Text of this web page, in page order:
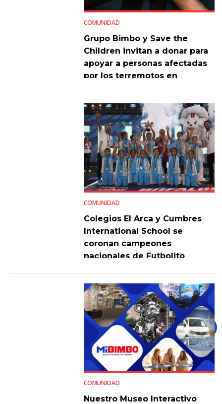
COMUNIDAD
Grupo Bimbo y Save the
Children invitan a donar para
apoyar a personas afectadas
por los terremotos en
COMUNIDAD
Colegios El Arca y Cumbres
International School se
coronan campeones
nacionales de Futbolito
COMUNIDAD
Nuestro Museo Interactivo